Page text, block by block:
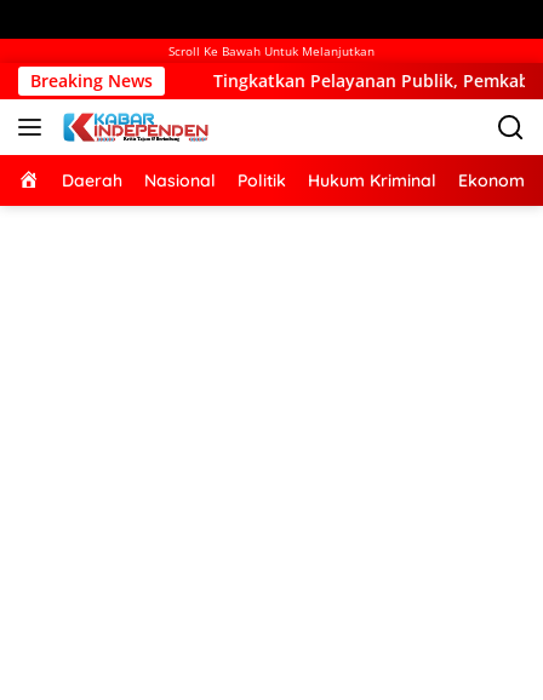
Scroll Ke Bawah Untuk Melanjutkan
Breaking News
Tingkatkan Pelayanan Publik, Pemkab Kupang Mulai Bangun
Home
Daerah Nasional Politik Hukum Kriminal Ekonomi